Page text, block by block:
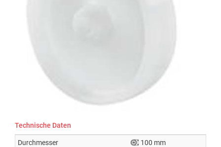
Technische Daten
Durchmesser
100 mm